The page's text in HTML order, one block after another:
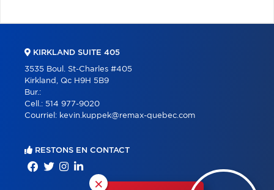
×
KIRKLAND SUITE 405
3535 Boul. St-Charles #405
Kirkland, Qc H9H 5B9
Bur.:
Cell.: 514 977-9020
Courriel: kevin.kuppek@remax-quebec.com
RESTONS EN CONTACT